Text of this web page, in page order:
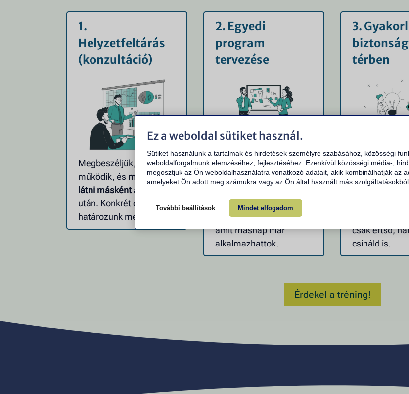
1.
Helyzetfeltárás
(konzultáció)
Megbeszéljük, mi nem
működik, és mit akarsz
látni máskénta tréning
után. Konkrét célokat
határozunk meg.
2. Egyedi
program
tervezése
A tivalós eseteitekre
építek. Szituációs
szerepjátékok, azonnal
használható eszközök –
amit másnap már
alkalmazhattok.
3.
térben
Nem száraz
Kipróbálás,
csak értsd,
csináld is.
Érdekel a tréning!
Ez a weboldal sütiket használ.
Sütiket használunk a tartalmak és hirdetések személyre szabásához, közösségi
weboldalforgalmunk elemzéséhez, fejlesztéséhez. Ezenkívül közösségi média-,
megosztjuk az Ön weboldalhasználatra vonatkozó adatait, akik kombinálhatják az
amelyeket Ön adott meg számukra vagy az Ön által használt más szolgáltatásokból
További beállítások Mindet elfogadom